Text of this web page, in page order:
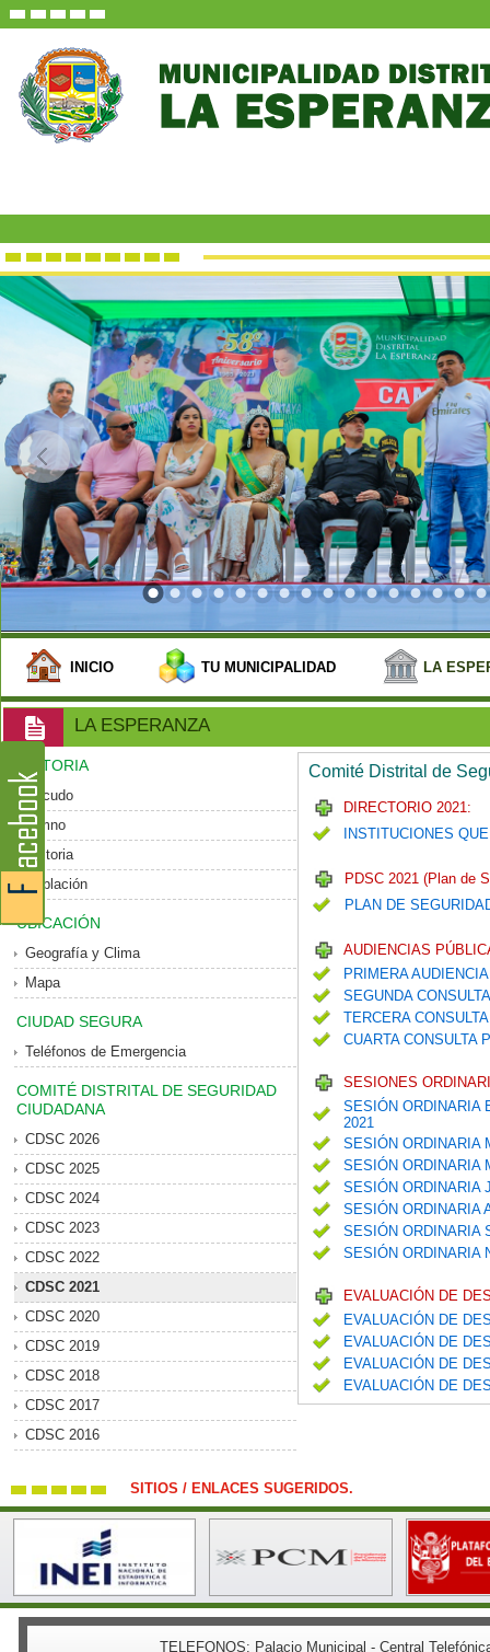
INICIO TU MUNICIPALIDAD LA
LA ESPERANZA
HISTORIA
Escudo
Himno
Historia
Población
UBICACIÓN
Geografía y Clima
Mapa
CIUDAD SEGURA
Teléfonos de Emergencia
COMITÉ DISTRITAL DE SEGURIDAD
CIUDADANA
CDSC 2026
CDSC 2025
CDSC 2024
CDSC 2023
CDSC 2022
CDSC 2021
CDSC 2020
CDSC 2019
CDSC 2018
CDSC 2017
CDSC 2016
Comité Distrital de
DIRECTORIO 2021:
INSTITUCIONES
PDSC 2021 (Plan de
PLAN DE
AUDIENCIAS
PRIMERA
SEGUNDA
TERCERA
CUARTA CONSULTA
SESIONES
SESIÓN ORDINARIA
2021
SESIÓN ORDINARIA
SESIÓN ORDINARIA
SESIÓN ORDINARIA
SESIÓN ORDINARIA
SESIÓN ORDINARIA
SESIÓN ORDINARIA
EVALUACIÓN DE
EVALUACIÓN DE
EVALUACIÓN DE
EVALUACIÓN DE
EVALUACIÓN DE
SITIOS / ENLACES SUGERIDOS.
TELEFONOS: Palacio Municipal - Central